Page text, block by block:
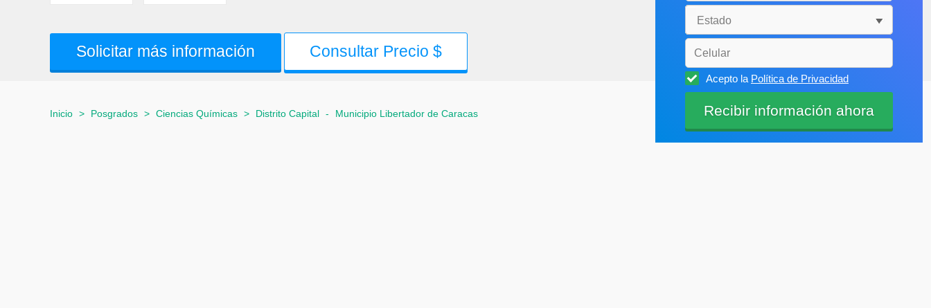
Solicitar más información Consultar Precio $
Inicio > Posgrados > Ciencias Químicas > Distrito Capital - Municipio Libertador de Caracas
Acepto la Política de Privacidad